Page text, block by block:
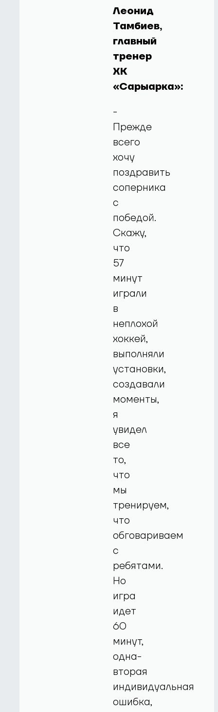
Леонид
Тамбиев,
главный
тренер
ХК
«Сарыарка»:
-
Прежде
всего
хочу
поздравить
соперника
с
победой.
Скажу,
что
57
минут
играли
в
неплохой
хоккей,
выполняли
установки,
создавали
моменты,
я
увидел
все
то,
что
мы
тренируем,
что
обговариваем
с
ребятами.
Но
игра
идет
60
минут,
одна-
вторая
индивидуальная
ошибка,